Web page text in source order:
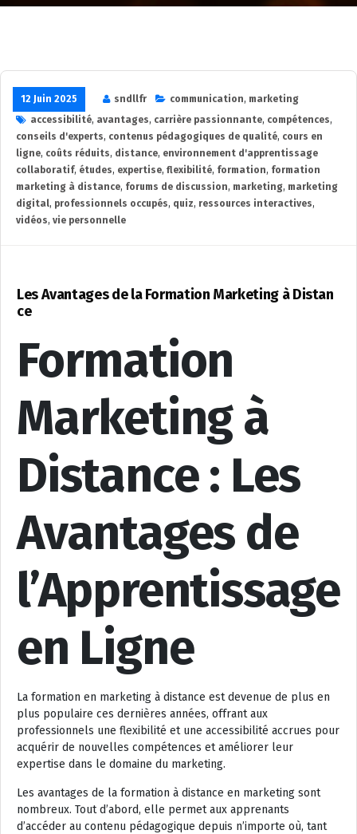
12 Juin 2025 sndllfr communication, marketing
accessibilité, avantages, carrière passionnante, compétences,
conseils d'experts, contenus pédagogiques de qualité, cours en
ligne, coûts réduits, distance, environnement d'apprentissage
collaboratif, études, expertise, flexibilité, formation, formation
marketing à distance, forums de discussion, marketing, marketing
digital, professionnels occupés, quiz, ressources interactives,
vidéos, vie personnelle
Les Avantages de la Formation Marketing à Distan
ce
Formation
Marketing à
Distance : Les
Avantages de
l’Apprentissage
en Ligne
La formation en marketing à distance est devenue de plus en
plus populaire ces dernières années, offrant aux
professionnels une flexibilité et une accessibilité accrues pour
acquérir de nouvelles compétences et améliorer leur
expertise dans le domaine du marketing.
Les avantages de la formation à distance en marketing sont
nombreux. Tout d’abord, elle permet aux apprenants
d’accéder au contenu pédagogique depuis n’importe où, tant